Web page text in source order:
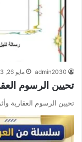
admin2030 مايو 26, 2023
تحيين الرسوم
تحيين الرسوم العقارية